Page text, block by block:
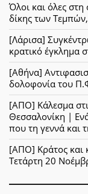
Όλοι και όλες
δίκης των
[Λάρισα]
κρατικό έγκλημα
[Αθήνα]
δολοφονία του
[ΑΠΟ] Κάλεσμα
Θεσσαλονίκη |
που τη γεννά και
[ΑΠΟ] Κράτος και
Τετάρτη 20